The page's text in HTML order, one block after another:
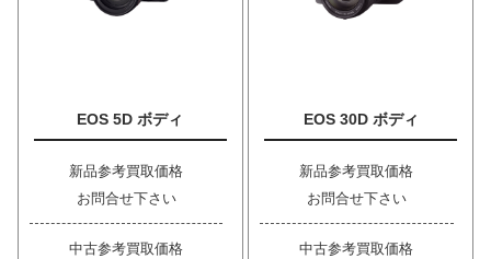
EOS 5D ボディ
新品参考買取価格
お問合せ下さい
中古参考買取価格
EOS 30D ボディ
新品参考買取価格
お問合せ下さい
中古参考買取価格